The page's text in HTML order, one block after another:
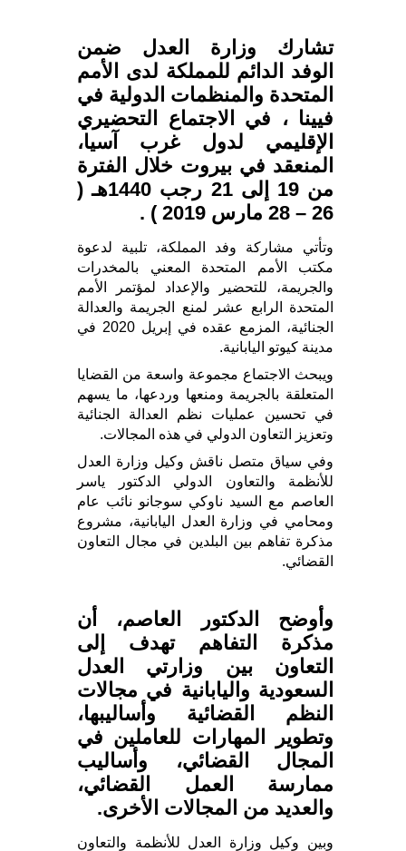
تشارك وزارة العدل ضمن
الوفد الدائم للمملكة لدى الأمم
المتحدة والمنظمات الدولية في
فيينا ، في الاجتماع التحضيري
الإقليمي لدول غرب آسيا،
المنعقد في بيروت خلال الفترة
من 19 إلى 21 رجب 1440هـ (
26 – 28 مارس 2019 ) .
وتأتي مشاركة وفد المملكة، تلبية لدعوة
مكتب الأمم المتحدة المعني بالمخدرات
والجريمة، للتحضير والإعداد لمؤتمر الأمم
المتحدة الرابع عشر لمنع الجريمة والعدالة
الجنائية، المزمع عقده في إبريل 2020 في
مدينة كيوتو اليابانية.
ويبحث الاجتماع مجموعة واسعة من القضايا
المتعلقة بالجريمة ومنعها وردعها، ما يسهم
في تحسين عمليات نظم العدالة الجنائية
وتعزيز التعاون الدولي في هذه المجالات.
وفي سياق متصل ناقش وكيل وزارة العدل
للأنظمة والتعاون الدولي الدكتور ياسر
العاصم مع السيد ناوكي سوجانو نائب عام
ومحامي في وزارة العدل اليابانية، مشروع
مذكرة تفاهم بين البلدين في مجال التعاون
القضائي.
وأوضح الدكتور العاصم، أن
مذكرة التفاهم تهدف إلى
التعاون بين وزارتي العدل
السعودية واليابانية في مجالات
النظم القضائية وأساليبها،
وتطوير المهارات للعاملين في
المجال القضائي، وأساليب
ممارسة العمل القضائي،
والعديد من المجالات الأخرى.
وبين وكيل وزارة العدل للأنظمة والتعاون